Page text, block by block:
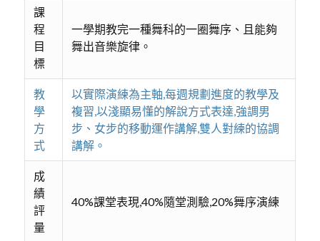
課
程
目
標
一學期教完一種舞科的一圈舞序、且能夠
舞出音樂旋律。
教
學
方
式
以實際演練為主軸,每週規劃進度的教學及
複習,以淺顯易懂的解說方式表達,強調男
步、女步的移動運作講解,雙人對練的協調
講解。
成
績
評
量
40%課堂表現,40%隨堂測驗,20%舞序演練